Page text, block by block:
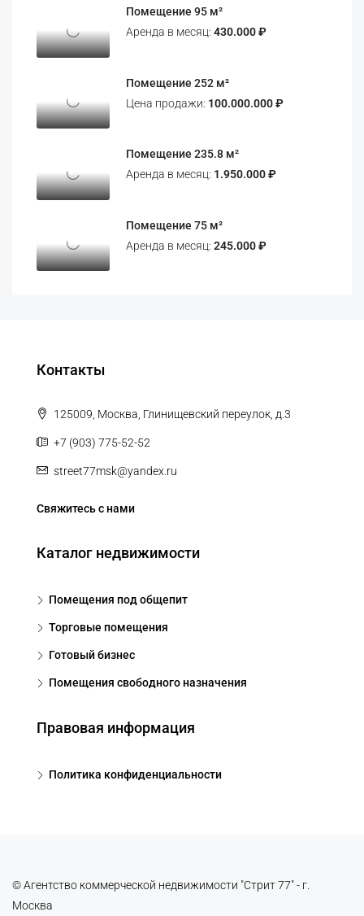
Помещение 95 м²
Аренда в месяц: 430.000 ₽
Помещение 252 м²
Цена продажи: 100.000.000 ₽
Помещение 235.8 м²
Аренда в месяц: 1.950.000 ₽
Помещение 75 м²
Аренда в месяц: 245.000 ₽
Контакты
125009, Москва, Глинищевский переулок, д.3
+7 (903) 775-52-52
street77msk@yandex.ru
Свяжитесь с нами
Каталог недвижимости
Помещения под общепит
Торговые помещения
Готовый бизнес
Помещения свободного назначения
Правовая информация
Политика конфиденциальности
© Агентство коммерческой недвижимости "Стрит 77" - г.
Москва